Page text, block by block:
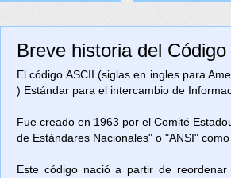
Breve historia del
El código ASCII (siglas en ingles para
) Estándar para el intercambio de
Fue creado en 1963 por el Comité
de Estándares Nacionales" o "ANSI"
Este código nació a partir de